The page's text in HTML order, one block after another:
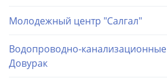
Молодежный центр "Салгал"
Водопроводно-канализационные
Довурак